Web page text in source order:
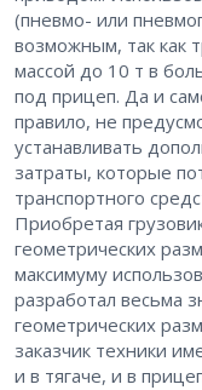
(пневмо- или
возможным, так как
массой до 10 т в
под прицеп. Да и
правило, не
устанавливать
затраты, которые
транспортного
Приобретая
геометрических
максимуму
разработал весьма
геометрических
заказчик техники
и в тягаче, и в